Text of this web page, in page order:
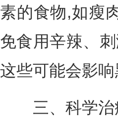
素的食物,如瘦
免食用辛辣、
这些可能会影
三、科学治